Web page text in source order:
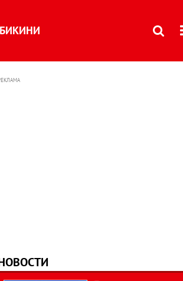
БИКИНИ